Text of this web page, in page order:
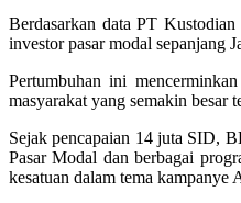
Berdasarkan data PT
investor pasar modal sepanjang
Pertumbuhan ini
masyarakat yang semakin besar
Sejak pencapaian 14 juta SID,
Pasar Modal dan berbagai
kesatuan dalam tema kampanye